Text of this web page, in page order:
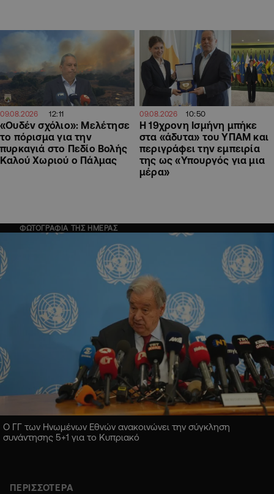
09.08.2026 12:11
«Ουδέν σχόλιο»: Μελέτησε
το πόρισμα για την
πυρκαγιά στο Πεδίο Βολής
Καλού Χωριού ο Πάλμας
09.08.2026 10:50
Η 19χρονη Ισμήνη μπήκε
στα «άδυτα» του ΥΠΑΜ και
περιγράφει την εμπειρία
της ως «Υπουργός για μια
μέρα»
ΦΩΤΟΓΡΑΦΙΑ ΤΗΣ ΗΜΕΡΑΣ
Ο ΓΓ των Ηνωμένων Εθνών ανακοινώνει την σύγκληση
συνάντησης 5+1 για το Κυπριακό
ΠΕΡΙΣΣΟΤΕΡΑ